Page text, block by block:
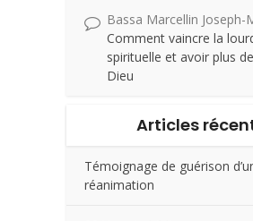
Bassa Marcellin Joseph-
Comment vaincre la
spirituelle et avoir plus
Dieu
Articles
Témoignage de guérison
réanimation